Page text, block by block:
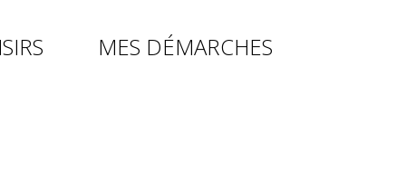
MES DÉMARCHES